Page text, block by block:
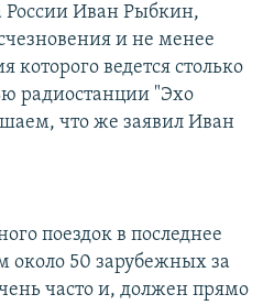
России Иван Рыбкин,
и не менее
которого ведется столько
радиостанции "Эхо
что же заявил Иван
поездок в последнее
около 50 зарубежных за
часто и, должен прямо